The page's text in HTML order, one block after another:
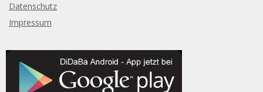
Datenschutz
Impressum